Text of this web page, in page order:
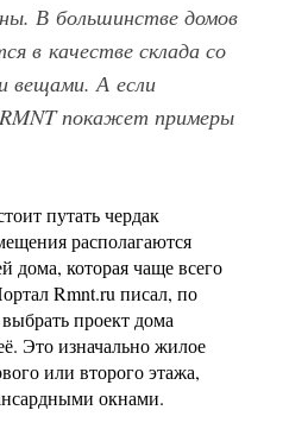
В большинстве домов
в качестве склада со
вещами. А если
покажет примеры
путать чердак
располагаются
дома, которая чаще всего
Rmnt.ru писал, по
проект дома
Это изначально жилое
или второго этажа,
окнами.